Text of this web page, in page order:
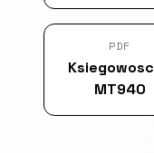
PDF
Ksiegowosc
MT940